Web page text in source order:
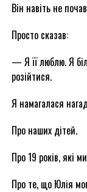
Він навіть не
Просто сказав:
— Я її люблю. Я
розійтися.
Я намагалася
Про наших дітей.
Про 19 років, які
Про те, що Юлія